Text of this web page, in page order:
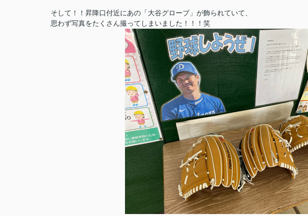
そして！！昇降口付近にあの「大谷グローブ」が飾られていて、
思わず写真をたくさん撮ってしまいました！！！笑